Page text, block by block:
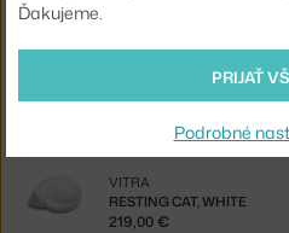
219,00 €
RESTING CAT, WHITE
VITRA
219,00 €
Ďakujeme.
PRIJAŤ
Podrobné